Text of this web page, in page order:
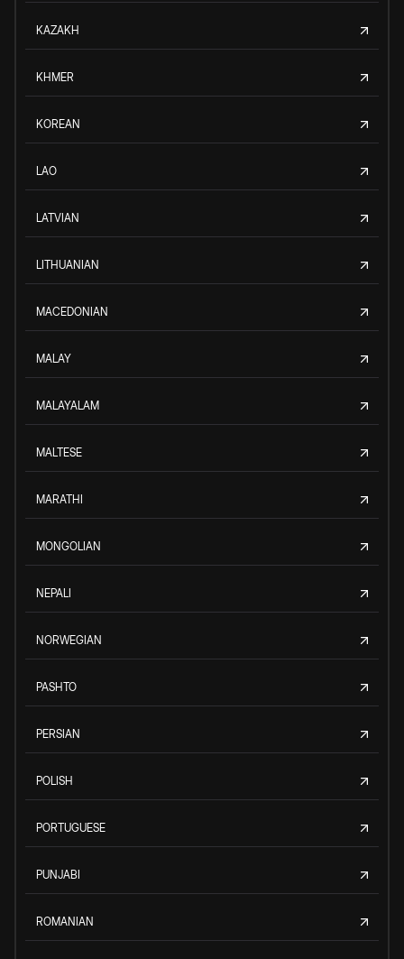
KAZAKH
KHMER
KOREAN
LAO
LATVIAN
LITHUANIAN
MACEDONIAN
MALAY
MALAYALAM
MALTESE
MARATHI
MONGOLIAN
NEPALI
NORWEGIAN
PASHTO
PERSIAN
POLISH
PORTUGUESE
PUNJABI
ROMANIAN